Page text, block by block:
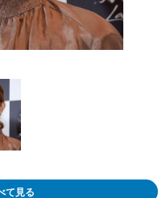
て見る